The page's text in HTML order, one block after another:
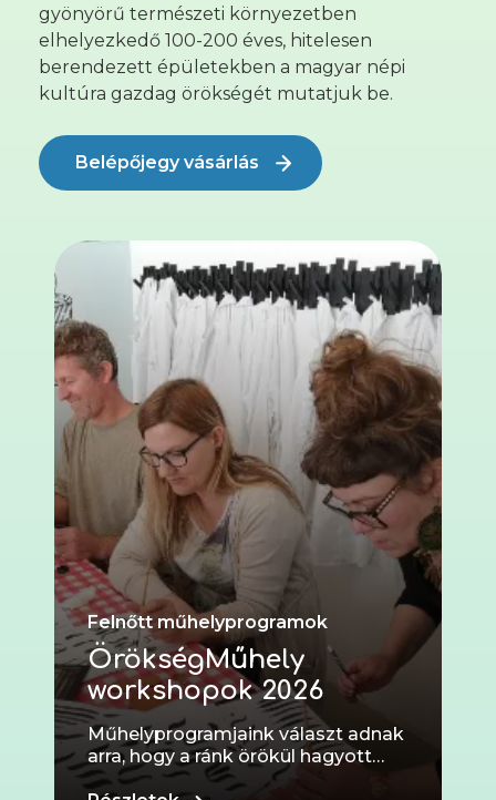
gyönyörű természeti környezetben
elhelyezkedő 100-200 éves, hitelesen
berendezett épületekben a magyar népi
kultúra gazdag örökségét mutatjuk be.
Belépőjegy vásárlás
Felnőtt műhelyprogramok
ÖrökségMűhely
workshopok 2026
Műhelyprogramjaink választ adnak
arra, hogy a ránk örökül hagyott
„régi, de nem ósdi” dolgok,